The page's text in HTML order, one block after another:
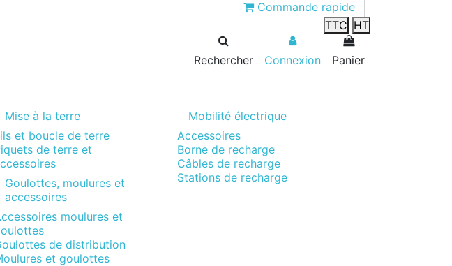
Commande rapide
TTC HT
Rechercher Connexion Panier
Mise à la terre
et boucle de terre
de terre et
Goulottes, moulures et
accessoires
moulures et
de distribution
et goulottes
Mobilité électrique
Accessoires
Borne de recharge
Câbles de recharge
Stations de recharge